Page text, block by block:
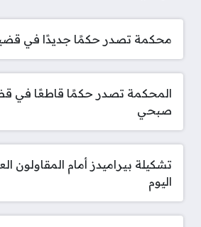
محكمة تصدر حكمًا جديدًا في
المحكمة تصدر حكمًا قاطعًا في
صبحي
تشكيلة بيراميدز أمام المقاولون
اليوم